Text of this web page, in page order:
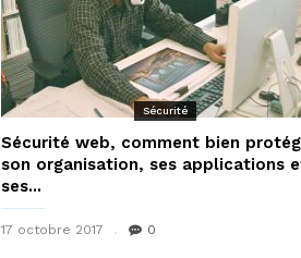
Sécurité
Sécurité web, comment bien
son organisation, ses applications
ses...
17 octobre 2017 0